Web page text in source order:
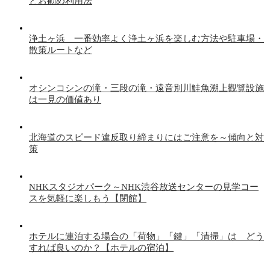
浄土ヶ浜 一番効率よく浄土ヶ浜を楽しむ方法や駐車場・
散策ルートなど
オシンコシンの滝・三段の滝・遠音別川鮭魚溯上觀覽設施
は一見の価値あり
北海道のスピード違反取り締まりにはご注意を～傾向と対
策
NHKスタジオパーク～NHK渋谷放送センターの見学コー
スを気軽に楽しもう【閉館】
ホテルに連泊する場合の「荷物」「鍵」「清掃」は どう
すれば良いのか？【ホテルの宿泊】